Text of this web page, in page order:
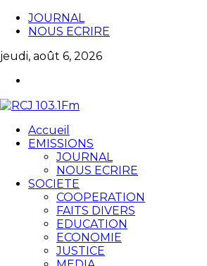
JOURNAL
NOUS ECRIRE
jeudi, août 6, 2026
Accueil
EMISSIONS
JOURNAL
NOUS ECRIRE
SOCIETE
COOPERATION
FAITS DIVERS
EDUCATION
ECONOMIE
JUSTICE